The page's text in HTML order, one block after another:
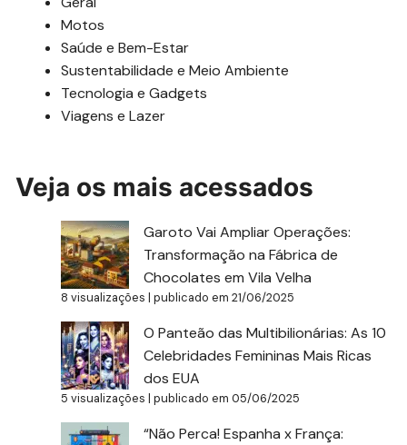
Motos
Saúde e Bem-Estar
Sustentabilidade e Meio Ambiente
Tecnologia e Gadgets
Viagens e Lazer
Veja os mais acessados
Garoto Vai Ampliar Operações:
Transformação na Fábrica de
Chocolates em Vila Velha
8 visualizações |publicado em 21/06/2025
O Panteão das Multibilionárias: As 10
Celebridades Femininas Mais Ricas
dos EUA
5 visualizações |publicado em 05/06/2025
“Não Perca! Espanha x França: